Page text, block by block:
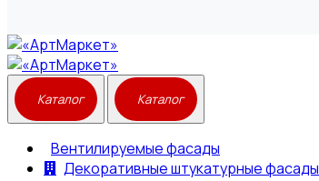
Вентилируемые фасады
Декоративные штукатурные фасады